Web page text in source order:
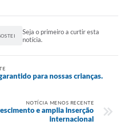
Seja o primeiro a curtir esta
notícia.
para nossas crianças.
NOTÍCIA MENOS RECENTE
e amplia inserção
internacional